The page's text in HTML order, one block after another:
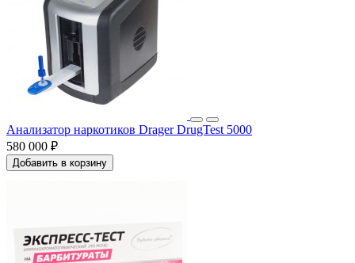
Анализатор наркотиков Drager DrugTest 5000
580 000 ₽
Добавить в корзину